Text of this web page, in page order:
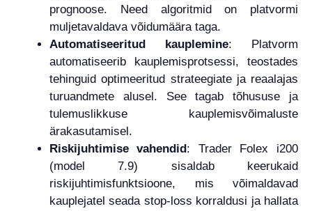
prognoose. Need algoritmid on platvormi
muljetavaldava võidumäära taga.
Automatiseeritud kauplemine: Platvorm
automatiseerib kauplemisprotsessi, teostades
tehinguid optimeeritud strateegiate ja reaalajas
turuandmete alusel. See tagab tõhususe ja
tulemuslikkuse kauplemisvõimaluste
ärakasutamisel.
Riskijuhtimise vahendid: Trader Folex i200
(model 7.9) sisaldab keerukaid
riskijuhtimisfunktsioone, mis võimaldavad
kauplejatel seada stop-loss korraldusi ja hallata